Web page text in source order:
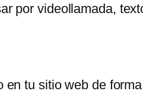
por videollamada,
tu sitio web de